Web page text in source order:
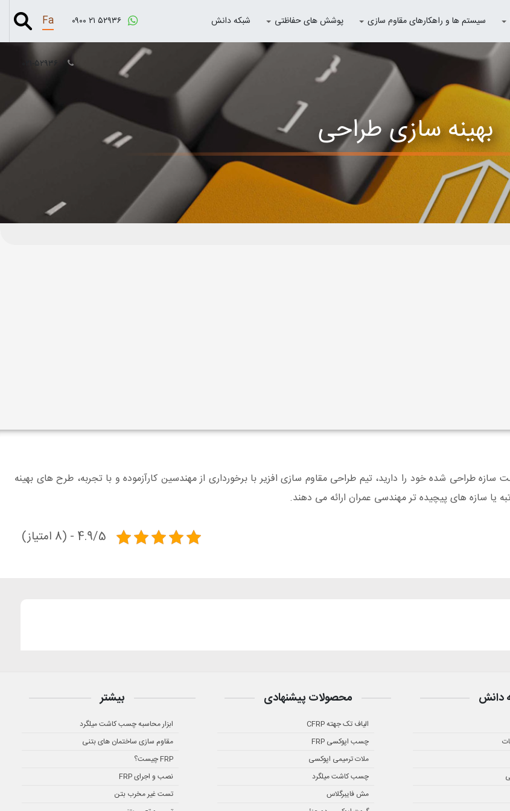
Fa سیستم ها و راهکارهای مقاوم سازی پوشش های حفاظتی شبکه دانش ۰۹۰۰ ۲۱ ۵۲۹۳۶
۰۲۱-۵۲۹۳۶
بهینه سازی طراحی
شده خود را دارید، تیم طراحی مقاوم سازی افزیر با برخورداری از مهندسین کارآزموده و با تجربه، طرح های بهینه
یا سازه های پیچیده تر مهندسی عمران ارائه می دهند.
4.9/5 - (8 امتیاز)
دانش محصولات پیشنهادی
الیاف تک جهته CFRP
چسب اپوکسی FRP
ملات ترمیمی اپوکسی
چسب کاشت میلگرد
مش فایبرگلاس
بیشتر
ابزار محاسبه چسب کاشت میلگرد
مقاوم سازی ساختمان های بتنی
FRP چیست؟
نصب و اجرای FRP
تست غیر مخرب بتن